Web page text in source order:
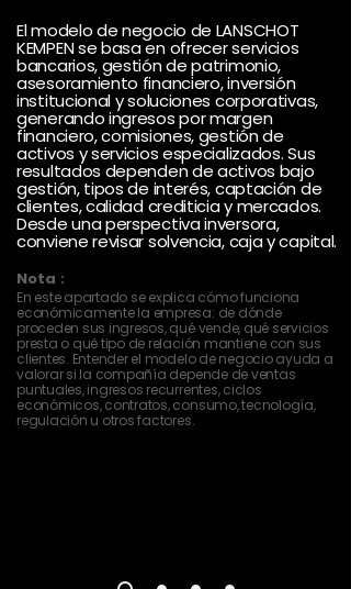
El modelo de negocio de LANSCHOT
KEMPEN se basa en ofrecer servicios
bancarios, gestión de patrimonio,
asesoramiento financiero, inversión
institucional y soluciones corporativas,
generando ingresos por margen
financiero, comisiones, gestión de
activos y servicios especializados. Sus
resultados dependen de activos bajo
gestión, tipos de interés, captación de
clientes, calidad crediticia y mercados.
Desde una perspectiva inversora,
conviene revisar solvencia, caja y capital.
Nota :
En este apartado se explica cómo funciona
económicamente la empresa: de dónde
proceden sus ingresos, qué vende, qué servicios
presta o qué tipo de relación mantiene con sus
clientes. Entender el modelo de negocio ayuda a
valorar si la compañía depende de ventas
puntuales, ingresos recurrentes, ciclos
económicos, contratos, consumo, tecnología,
regulación u otros factores.